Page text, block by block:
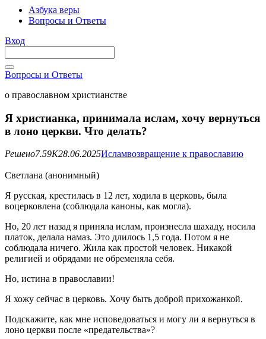
Азбука веры
Вопросы и Ответы
Вход
Вопросы и Ответы
о православном христианстве
Я христианка, принимала ислам, хочу вернуться
в лоно церкви. Что делать?
Решено7.59K28.06.2025Исламвозвращение к православию
Светлана (анонимный)
Я русская, крестилась в 12 лет, ходила в церковь, была
воцерковлена (соблюдала каноны, как могла).
Но, 20 лет назад я приняла ислам, произнесла шахаду, носила
платок, делала намаз. Это длилось 1,5 года. Потом я не
соблюдала ничего. Жила как простой человек. Никакой
религией и обрядами не обременяла себя.
Но, истина в православии!
Я хожу сейчас в церковь. Хочу быть доброй прихожанкой.
Подскажите, как мне исповедоваться и могу ли я вернуться в
лоно церкви после «предательства»?